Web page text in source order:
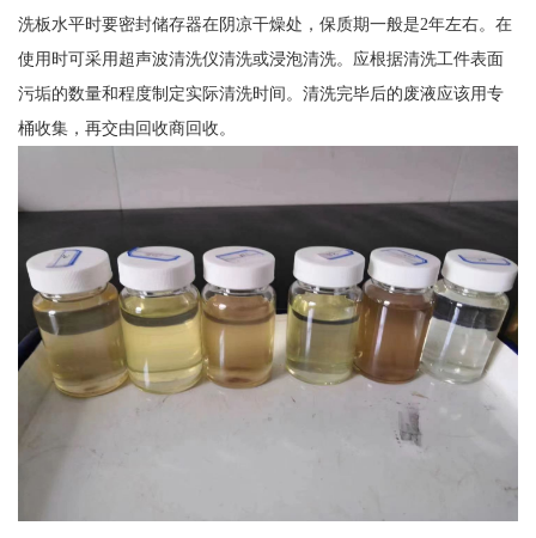
洗板水平时要密封储存器在阴凉干燥处，保质期一般是2年左右。在
使用时可采用超声波清洗仪清洗或浸泡清洗。应根据清洗工件表面
污垢的数量和程度制定实际清洗时间。清洗完毕后的废液应该用专
桶收集，再交由回收商回收。